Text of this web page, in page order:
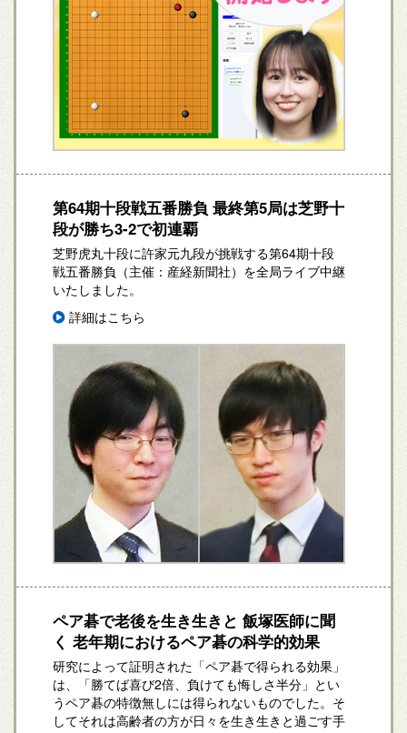
第64期十段戦五番勝負 最終第5局は芝野十
段が勝ち3-2で初連覇
芝野虎丸十段に許家元九段が挑戦する第64期十段
戦五番勝負（主催：産経新聞社）を全局ライブ中継
いたしました。
詳細はこちら
ペア碁で老後を生き生きと 飯塚医師に聞
く 老年期におけるペア碁の科学的効果
研究によって証明された「ペア碁で得られる効果」
は、「勝てば喜び2倍、負けても悔しさ半分」とい
うペア碁の特徴無しには得られないものでした。そ
してそれは高齢者の方が日々を生き生きと過ごす手